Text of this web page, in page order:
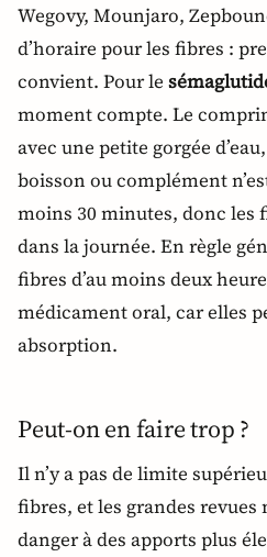
Wegovy, Mounjaro,
d’horaire pour les fibres :
convient. Pour le
moment compte. Le
avec une petite gorgée
boisson ou complément
moins 30 minutes, donc les
dans la journée. En règle
fibres d’au moins deux
médicament oral, car elles
absorption.
Peut-on en faire trop ?
Il n’y a pas de limite
fibres, et les grandes revues
danger à des apports plus